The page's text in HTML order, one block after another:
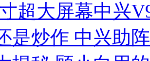
超大屏幕中兴
是炒作 中兴助